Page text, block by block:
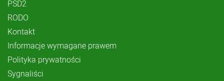
PSD2
RODO
Kontakt
Informacje wymagane prawem
Polityka prywatności
Sygnaliści